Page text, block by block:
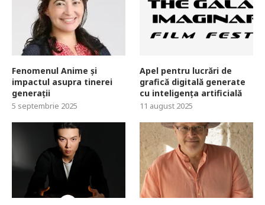
Fenomenul Anime și
impactul asupra tinerei
generații
5 septembrie 2025
Apel pentru lucrări de
grafică digitală generate
cu inteligența artificială
11 august 2025